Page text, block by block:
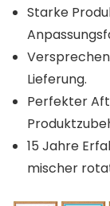
Starke
Lieferung.
Perfekter
15 Jahre
mischer